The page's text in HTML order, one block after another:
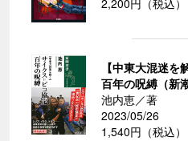
2,200円（税込）
【中東大混迷
百年の呪縛（新
池内恵／著
2023/05/26
1,540円（税込）